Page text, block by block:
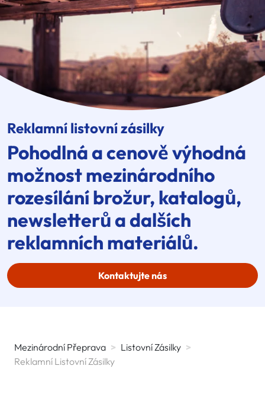
Reklamní listovní zásilky
Pohodlná a cenově výhodná
možnost mezinárodního
rozesílání brožur, katalogů,
newsletterů a dalších
reklamních materiálů.
Kontaktujte nás
Mezinárodní Přeprava > Listovní Zásilky >
Reklamní Listovní Zásilky